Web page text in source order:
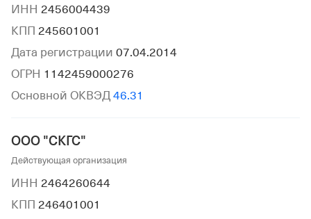
ИНН 2456004439
КПП 245601001
Дата регистрации 07.04.2014
ОГРН 1142459000276
Основной ОКВЭД 46.31
ООО "СКГС"
Действующая организация
ИНН 2464260644
КПП 246401001